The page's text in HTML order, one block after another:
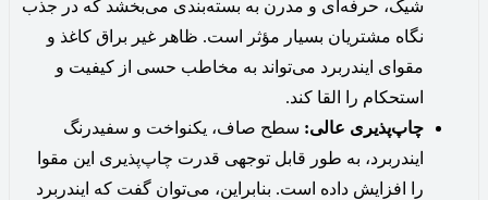
شیک، حرفه‌ای و مدرن به بسته‌بندی می‌بخشد که در جذب
نگاه مشتریان بسیار مؤثر است. ظاهر غیر براق کاغذ و
مقوای ایندربرد می‌تواند به مخاطب حسی از کیفیت و
استحکام را القا کند.
چاپ‌پذیری عالی: سطح صاف، یکنواخت و سفیدرنگ
ایندربرد، به طور قابل توجهی قدرت چاپ‌پذیری این مقوا
را افزایش داده است. بنابراین، می‌توان گفت که ایندربرد